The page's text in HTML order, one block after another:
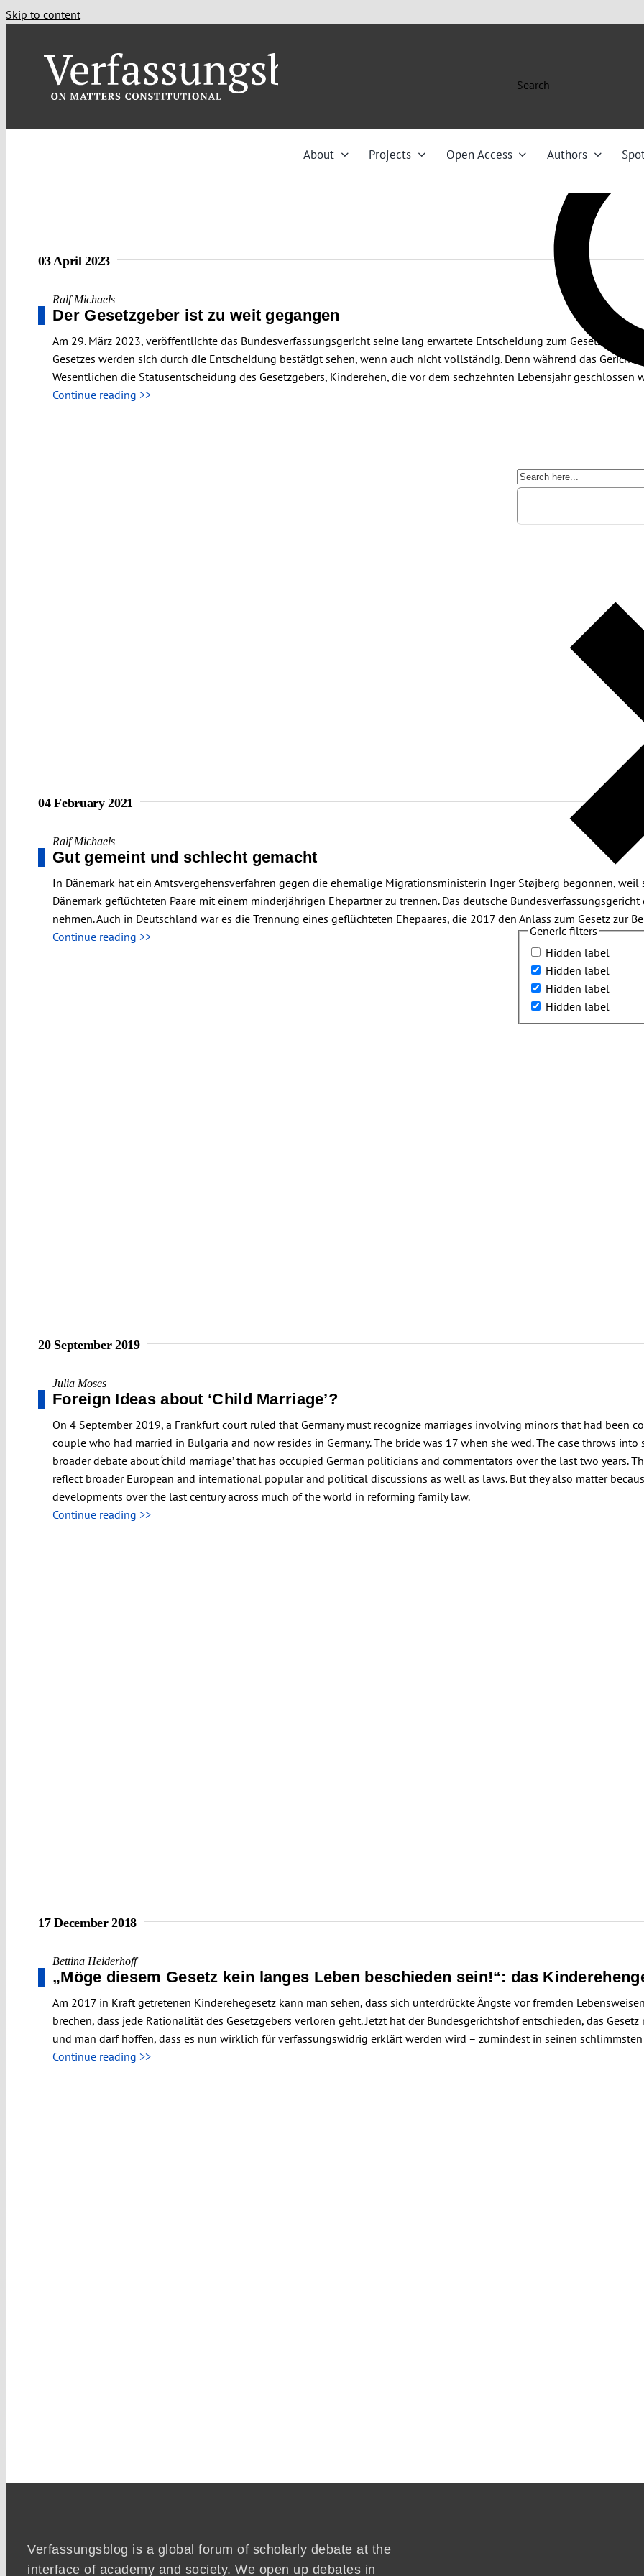
Skip to content
Search
Generic filters
Hidden label
Hidden label
Hidden label
Hidden label
About Projects Open Access Authors
03 April 2023
Ralf Michaels
Der Gesetzgeber ist zu weit gegangen
Am 29. März 2023, veröffentlichte das Bundesverfassungsgericht seine lang erwartete Entscheidung zum Gesetz zur
Gesetzes werden sich durch die Entscheidung bestätigt sehen, wenn auch nicht vollständig. Denn während das Gericht
Wesentlichen die Statusentscheidung des Gesetzgebers, Kinderehen, die vor dem sechzehnten Lebensjahr geschlossen
Continue reading >>
04 February 2021
Ralf Michaels
Gut gemeint und schlecht gemacht
In Dänemark hat ein Amtsvergehensverfahren gegen die ehemalige Migrationsministerin Inger Støjberg begonnen,
Dänemark geflüchteten Paare mit einem minderjährigen Ehepartner zu trennen. Das deutsche
nehmen. Auch in Deutschland war es die Trennung eines geflüchteten Ehepaares, die 2017 den Anlass zum Gesetz zur
Continue reading >>
20 September 2019
Julia Moses
Foreign Ideas about ‘Child Marriage’?
On 4 September 2019, a Frankfurt court ruled that Germany must recognize marriages involving minors that had been
couple who had married in Bulgaria and now resides in Germany. The bride was 17 when she wed. The case throws
broader debate about ‘child marriage’ that has occupied German politicians and commentators over the last two years.
reflect broader European and international popular and political discussions as well as laws. But they also matter
developments over the last century across much of the world in reforming family law.
Continue reading >>
17 December 2018
Bettina Heiderhoff
„Möge diesem Gesetz kein langes Leben beschieden sein!“: das
Am 2017 in Kraft getretenen Kinderehegesetz kann man sehen, dass sich unterdrückte Ängste vor fremden
brechen, dass jede Rationalität des Gesetzgebers verloren geht. Jetzt hat der Bundesgerichtshof entschieden, das Gesetz
und man darf hoffen, dass es nun wirklich für verfassungswidrig erklärt werden wird – zumindest in seinen schlimmsten
Continue reading >>
Verfassungsblog is a global forum of scholarly debate at the
interface of academy and society. We open up debates in